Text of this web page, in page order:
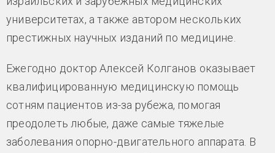
университетах, а также автором нескольких
престижных научных изданий по медицине.
Ежегодно доктор Алексей Колганов оказывает
квалифицированную медицинскую помощь
сотням пациентов из-за рубежа, помогая
преодолеть любые, даже самые тяжелые
заболевания опорно-двигательного аппарата. В